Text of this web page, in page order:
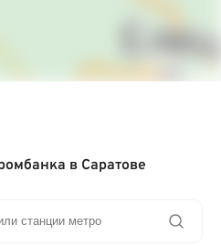
в Саратове